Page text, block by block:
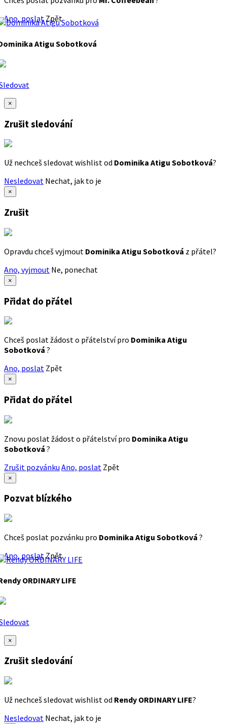
Ano, poslat Zpět
Atigu Sobotková
×
Zrušit sledování
Už nechceš sledovat wishlist od Dominika Atigu Sobotková?
Nesledovat Nechat, jak to je
×
Zrušit
Opravdu chceš vyjmout Dominika Atigu Sobotková z přátel?
Ano, vyjmout Ne, ponechat
×
Přidat do přátel
Chceš poslat žádost o přátelství pro Dominika Atigu
Sobotková ?
Ano, poslat Zpět
×
Přidat do přátel
Znovu poslat žádost o přátelství pro Dominika Atigu
Sobotková ?
Zrušit pozvánku Ano, poslat Zpět
×
Pozvat blízkého
Chceš poslat pozvánku pro Dominika Atigu Sobotková ?
Ano, poslatZpět
ORDINARY LIFE
×
Zrušit sledování
Už nechceš sledovat wishlist od Rendy ORDINARY LIFE?
Nesledovat Nechat, jak to je